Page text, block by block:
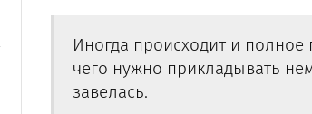
Иногда происходит и
чего нужно прикладывать
завелась.